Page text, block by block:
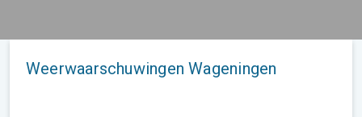
Weerwaarschuwingen Wageningen